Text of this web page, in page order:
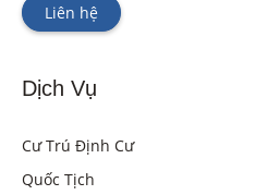
Liên hệ
Dịch Vụ
Cư Trú Định Cư
Quốc Tịch